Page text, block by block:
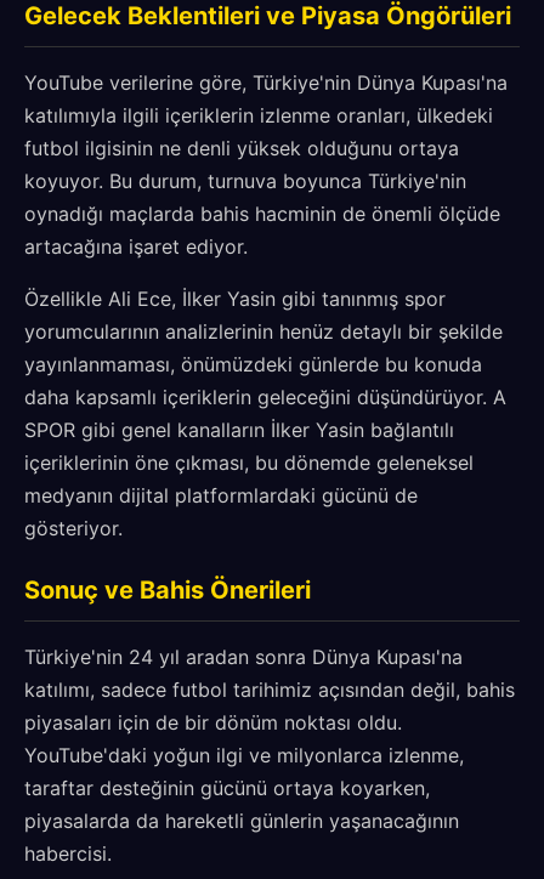
Gelecek Beklentileri ve Piyasa Öngörüleri
YouTube verilerine göre, Türkiye'nin Dünya Kupası'na
katılımıyla ilgili içeriklerin izlenme oranları, ülkedeki
futbol ilgisinin ne denli yüksek olduğunu ortaya
koyuyor. Bu durum, turnuva boyunca Türkiye'nin
oynadığı maçlarda bahis hacminin de önemli ölçüde
artacağına işaret ediyor.
Özellikle Ali Ece, İlker Yasin gibi tanınmış spor
yorumcularının analizlerinin henüz detaylı bir şekilde
yayınlanmaması, önümüzdeki günlerde bu konuda
daha kapsamlı içeriklerin geleceğini düşündürüyor. A
SPOR gibi genel kanalların İlker Yasin bağlantılı
içeriklerinin öne çıkması, bu dönemde geleneksel
medyanın dijital platformlardaki gücünü de
gösteriyor.
Sonuç ve Bahis Önerileri
Türkiye'nin 24 yıl aradan sonra Dünya Kupası'na
katılımı, sadece futbol tarihimiz açısından değil, bahis
piyasaları için de bir dönüm noktası oldu.
YouTube'daki yoğun ilgi ve milyonlarca izlenme,
taraftar desteğinin gücünü ortaya koyarken,
piyasalarda da hareketli günlerin yaşanacağının
habercisi.